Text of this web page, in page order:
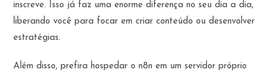
inscreve. Isso já faz uma enorme diferença no seu dia a dia,
liberando você para focar em criar conteúdo ou desenvolver
estratégias.
Além disso, prefira hospedar o n8n em um servidor próprio